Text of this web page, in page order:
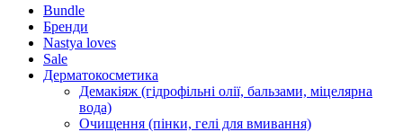
Bundle
Бренди
Nastya loves
Sale
Дерматокосметика
Демакіяж (гідрофільні олії, бальзами, міцелярна
вода)
Очищення (пінки, гелі для вмивання)